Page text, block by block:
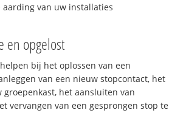
aarding van uw installaties
en opgelost
bij het oplossen van een
van een nieuw stopcontact, het
het aansluiten van
vervangen van een gesprongen stop te